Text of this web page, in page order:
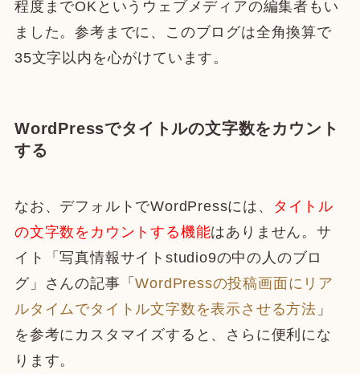
程度までOKというウェブメディアの編集者もい
ました。参考までに、このブログは全角換算で
35文字以内を心がけています。
WordPressでタイトルの文字数をカウント
する
なお、デフォルトでWordPressには、
タイトル
の文字数をカウントする機能はありません。サ
イト「写真情報サイトstudio9の中の人のブロ
グ」さんの記事「WordPressの投稿画面にリア
ルタイムでタイトル文字数を表示させる方法 」
を参考にカスタマイズすると、さらに便利にな
ります。